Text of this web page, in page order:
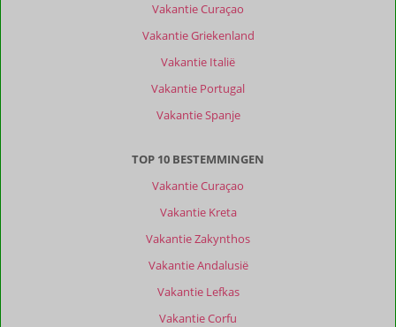
Vakantie Curaçao
Vakantie Griekenland
Vakantie Italië
Vakantie Portugal
Vakantie Spanje
TOP 10 BESTEMMINGEN
Vakantie Curaçao
Vakantie Kreta
Vakantie Zakynthos
Vakantie Andalusië
Vakantie Lefkas
Vakantie Corfu